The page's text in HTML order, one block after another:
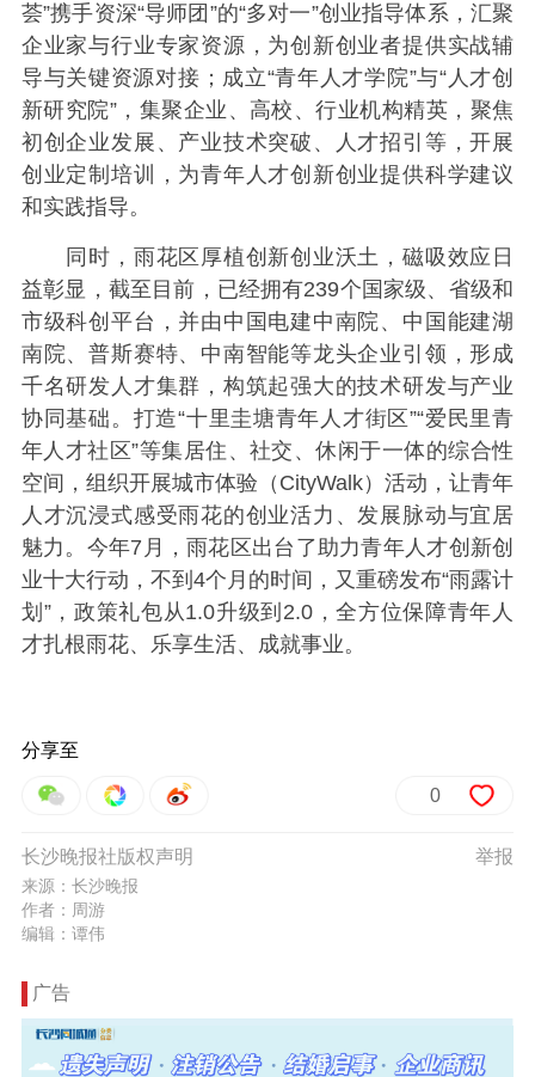
荟”携手资深“导师团”的“多对一”创业指导体系，汇聚
企业家与行业专家资源，为创新创业者提供实战辅
导与关键资源对接；成立“青年人才学院”与“人才创
新研究院”，集聚企业、高校、行业机构精英，聚焦
初创企业发展、产业技术突破、人才招引等，开展
创业定制培训，为青年人才创新创业提供科学建议
和实践指导。
同时，雨花区厚植创新创业沃土，磁吸效应日
益彰显，截至目前，已经拥有239个国家级、省级和
市级科创平台，并由中国电建中南院、中国能建湖
南院、普斯赛特、中南智能等龙头企业引领，形成
千名研发人才集群，构筑起强大的技术研发与产业
协同基础。打造“十里圭塘青年人才街区”“爱民里青
年人才社区”等集居住、社交、休闲于一体的综合性
空间，组织开展城市体验（CityWalk）活动，让青年
人才沉浸式感受雨花的创业活力、发展脉动与宜居
魅力。今年7月，雨花区出台了助力青年人才创新创
业十大行动，不到4个月的时间，又重磅发布“雨露计
划”，政策礼包从1.0升级到2.0，全方位保障青年人
才扎根雨花、乐享生活、成就事业。
分享至
0
举报
长沙晚报社版权声明
来源：长沙晚报
作者：周游
编辑：谭伟
广告